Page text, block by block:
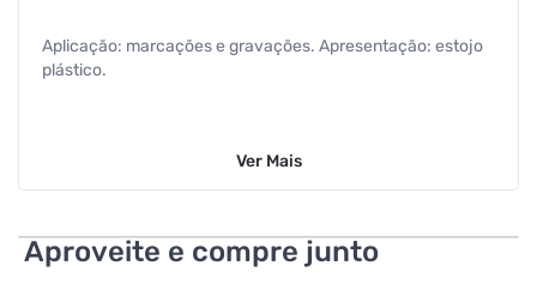
Aplicação: marcações e gravações. Apresentação: estojo
plástico.
Ver Mais
Aproveite e compre junto